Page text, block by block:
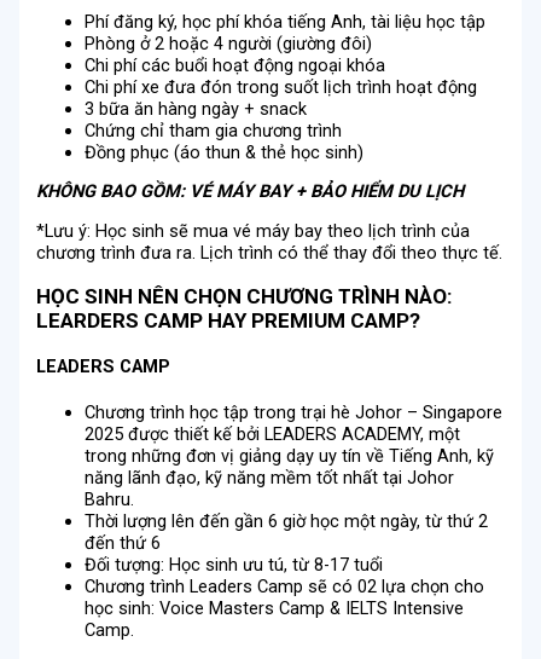
Phí đăng ký, học phí khóa tiếng Anh, tài liệu học tập
Phòng ở 2 hoặc 4 người (giường đôi)
Chi phí các buổi hoạt động ngoại khóa
Chi phí xe đưa đón trong suốt lịch trình hoạt động
3 bữa ăn hàng ngày + snack
Chứng chỉ tham gia chương trình
Đồng phục (áo thun & thẻ học sinh)
KHÔNG BAO GỒM: VÉ MÁY BAY + BẢO HIỂM DU LỊCH
*Lưu ý: Học sinh sẽ mua vé máy bay theo lịch trình của
chương trình đưa ra. Lịch trình có thể thay đổi theo thực tế.
HỌC SINH NÊN CHỌN CHƯƠNG TRÌNH NÀO:
LEARDERS CAMP HAY PREMIUM CAMP?
LEADERS CAMP
Chương trình học tập trong trại hè Johor – Singapore
2025 được thiết kế bởi LEADERS ACADEMY, một
trong những đơn vị giảng dạy uy tín về Tiếng Anh, kỹ
năng lãnh đạo, kỹ năng mềm tốt nhất tại Johor
Bahru.
Thời lượng lên đến gần 6 giờ học một ngày, từ thứ 2
đến thứ 6
Đối tượng: Học sinh ưu tú, từ 8-17 tuổi
Chương trình Leaders Camp sẽ có 02 lựa chọn cho
học sinh: Voice Masters Camp & IELTS Intensive
Camp.